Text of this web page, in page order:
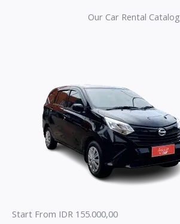
Our Car Rental Catalog
Start From IDR 155.000,00